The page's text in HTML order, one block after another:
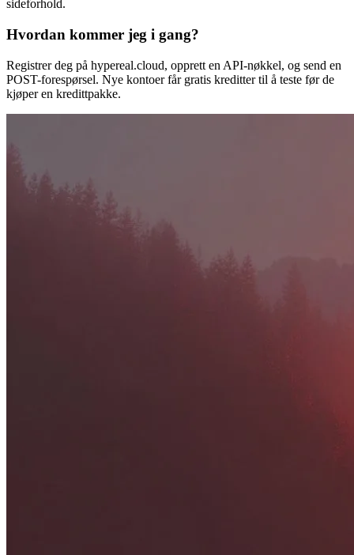
sideforhold.
Hvordan kommer jeg i gang?
Registrer deg på hypereal.cloud, opprett en API-nøkkel, og send en
POST-forespørsel. Nye kontoer får gratis kreditter til å teste før de
kjøper en kredittpakke.